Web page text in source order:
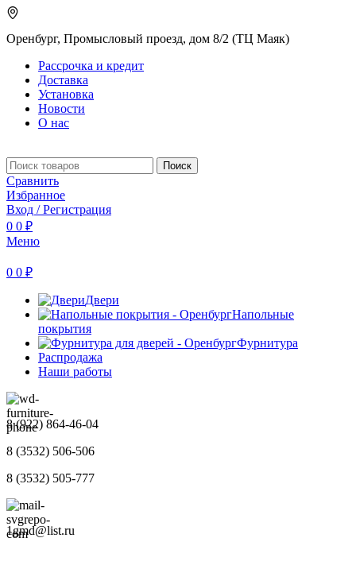
Оренбург, Промысловый проезд, дом 8/2 (ТЦ Маяк)
Рассрочка и кредит
Доставка
Установка
Новости
О нас
Поиск
Сравнить
Избранное
Вход / Регистрация
0 0 ₽
Меню
0 0 ₽
Двери
Напольные
покрытия
Фурнитура
Распродажа
Наши работы
8 (922) 864-46-04
8 (3532) 506-506
8 (3532) 505-777
1gmd@list.ru